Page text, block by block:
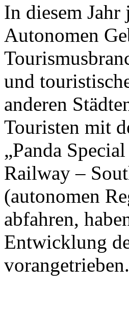
In diesem
Autonomen
und
anderen
Touristen mit
„Panda
Railway –
(autonomen
abfahren,
Entwicklung
vorangetrieben.